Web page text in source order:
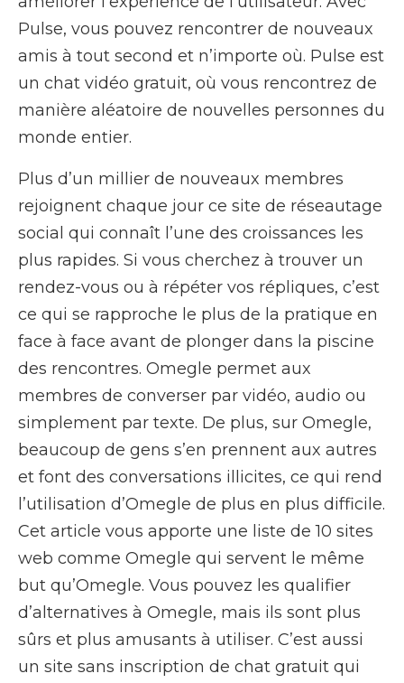
Pulse, vous pouvez rencontrer de nouveaux
amis à tout second et n’importe où. Pulse est
un chat vidéo gratuit, où vous rencontrez de
manière aléatoire de nouvelles personnes du
monde entier.
Plus d’un millier de nouveaux membres
rejoignent chaque jour ce site de réseautage
social qui connaît l’une des croissances les
plus rapides. Si vous cherchez à trouver un
rendez-vous ou à répéter vos répliques, c’est
ce qui se rapproche le plus de la pratique en
face à face avant de plonger dans la piscine
des rencontres. Omegle permet aux
membres de converser par vidéo, audio ou
simplement par texte. De plus, sur Omegle,
beaucoup de gens s’en prennent aux autres
et font des conversations illicites, ce qui rend
l’utilisation d’Omegle de plus en plus difficile.
Cet article vous apporte une liste de 10 sites
web comme Omegle qui servent le même
but qu’Omegle. Vous pouvez les qualifier
d’alternatives à Omegle, mais ils sont plus
sûrs et plus amusants à utiliser. C’est aussi
un site sans inscription de chat gratuit qui